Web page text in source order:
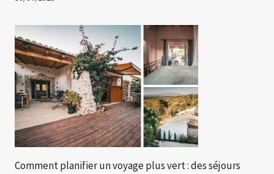
Comment planifier un voyage plus vert : des séjours